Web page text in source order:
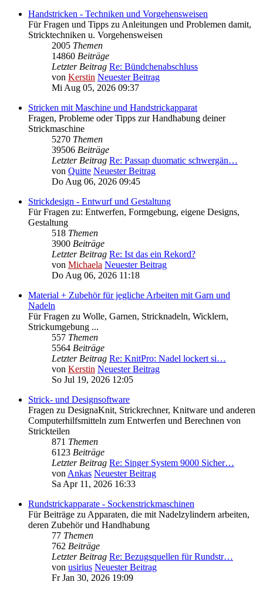
Handstricken - Techniken und Vorgehensweisen
Für Fragen und Tipps zu Anleitungen und Problemen damit,
Stricktechniken u. Vorgehensweisen
2005 Themen
14860 Beiträge
Letzter Beitrag Re: Bündchenabschluss
von Kerstin Neuester Beitrag
Mi Aug 05, 2026 09:37
Stricken mit Maschine und Handstrickapparat
Fragen, Probleme oder Tipps zur Handhabung deiner
Strickmaschine
5270 Themen
39506 Beiträge
Letzter Beitrag Re: Passap duomatic schwergän…
von Quitte Neuester Beitrag
Do Aug 06, 2026 09:45
Strickdesign - Entwurf und Gestaltung
Für Fragen zu: Entwerfen, Formgebung, eigene Designs,
Gestaltung
518 Themen
3900 Beiträge
Letzter Beitrag Re: Ist das ein Rekord?
von Michaela Neuester Beitrag
Do Aug 06, 2026 11:18
Material + Zubehör für jegliche Arbeiten mit Garn und
Nadeln
Für Fragen zu Wolle, Garnen, Stricknadeln, Wicklern,
Strickumgebung ...
557 Themen
5564 Beiträge
Letzter Beitrag Re: KnitPro: Nadel lockert si…
von Kerstin Neuester Beitrag
So Jul 19, 2026 12:05
Strick- und Designsoftware
Fragen zu DesignaKnit, Strickrechner, Knitware und anderen
Computerhilfsmitteln zum Entwerfen und Berechnen von
Strickteilen
871 Themen
6123 Beiträge
Letzter Beitrag Re: Singer System 9000 Sicher…
vonAnkas Neuester Beitrag
Sa Apr 11, 2026 16:33
Rundstrickapparate - Sockenstrickmaschinen
Für Beiträge zu Apparaten, die mit Nadelzylindern arbeiten,
deren Zubehör und Handhabung
77 Themen
762 Beiträge
Letzter Beitrag Re: Bezugsquellen für Rundstr…
von usirius Neuester Beitrag
Fr Jan 30, 2026 19:09